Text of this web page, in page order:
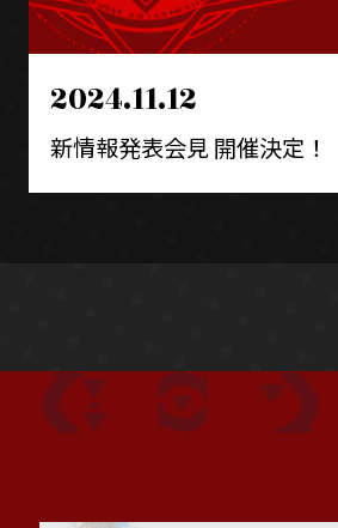
2024.11.12
新情報発表会見 開催決定！